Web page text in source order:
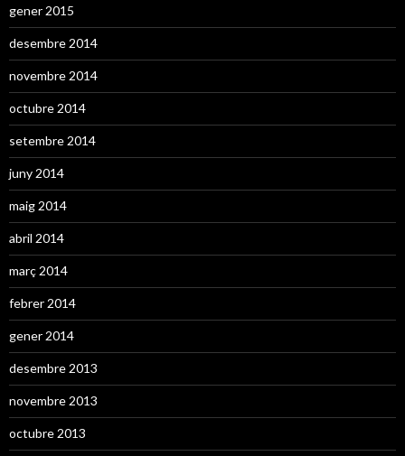
gener 2015
desembre 2014
novembre 2014
octubre 2014
setembre 2014
juny 2014
maig 2014
abril 2014
març 2014
febrer 2014
gener 2014
desembre 2013
novembre 2013
octubre 2013